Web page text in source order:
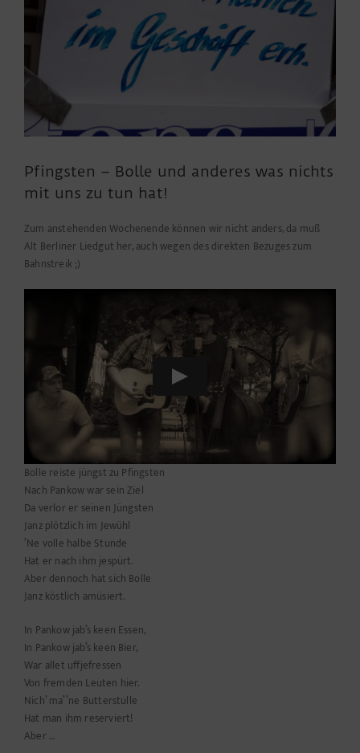
Pfingsten – Bolle und anderes was nichts
mit uns zu tun hat!
Zum anstehenden Wochenende können wir nicht anders, da muß
Alt Berliner Liedgut her, auch wegen des direkten Bezuges zum
Bahnstreik ;)
Bolle reiste jüngst zu Pfingsten
Nach Pankow war sein Ziel
Da verlor er seinen Jüngsten
Janz plötzlich im Jewühl
’Ne volle halbe Stunde
Hat er nach ihm jespürt.
Aber dennoch hat sich Bolle
Janz köstlich amüsiert.
In Pankow jab’s keen Essen,
In Pankow jab’s keen Bier,
War allet uffjefressen
Von fremden Leuten hier.
Nich’ ma’ ’ne Butterstulle
Hat man ihm reserviert!
Aber …